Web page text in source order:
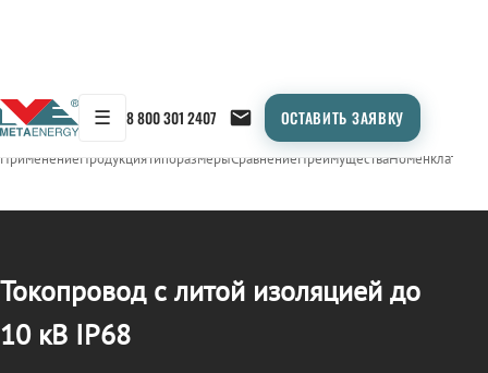
☰ 8 800 301 2407 ОСТАВИТЬ ЗАЯВКУ
← Продукция/ТОКОПРОВОД
ПрименениеПродукцияТипоразмерыСравнениеПреимуществаНоменклатура
Токопровод с литой изоляцией до
10 кВ IP68